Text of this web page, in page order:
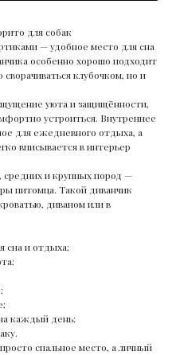
для собак
— удобное место для сна
особенно хорошо подходит
клубочком, но и
уюта и защищённости,
устроиться. Внутреннее
для ежедневного отдыха, а
вписывается в интерьер
средних и крупных пород —
питомца. Такой диванчик
диваном или в
сна и отдыха;
каждый день;
спальное место, а личный